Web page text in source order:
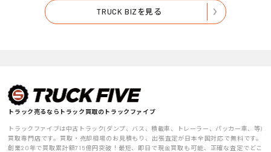
TRUCK BIZを見る
トラック売るならトラック買取のトラックファイブ
トラックファイブは中古トラック(ダンプ、バス、積載車、トレーラー、パッカー車、等)
買取専門店です。買取・売却相場のお見積もり、出張査定が日本全国対応で無料です。
創業20年で買取累計額715億円突破！最短、即日で現金買取も可能、正確な査定でどこ